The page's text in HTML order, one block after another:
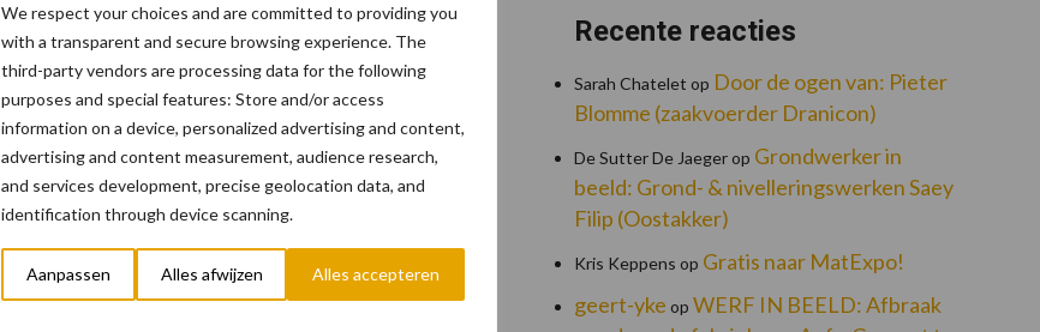
We respect your choices and are committed to providing you
with a transparent and secure browsing experience. The
third-party vendors are processing data for the following
purposes and special features: Store and/or access
information on a device, personalized advertising and content,
advertising and content measurement, audience research,
and services development, precise geolocation data, and
identification through device scanning.
Aanpassen Alles afwijzen Alles accepteren
Recente reacties
Sarah Chatelet op Door de ogen van: Pieter
Blomme (zaakvoerder Dranicon)
De Sutter De Jaegerop Grondwerker in
beeld: Grond- & nivelleringswerken Saey
Filip (Oostakker)
Kris Keppens op Gratis naar MatExpo!
geert-yke op WERF IN BEELD: Afbraak